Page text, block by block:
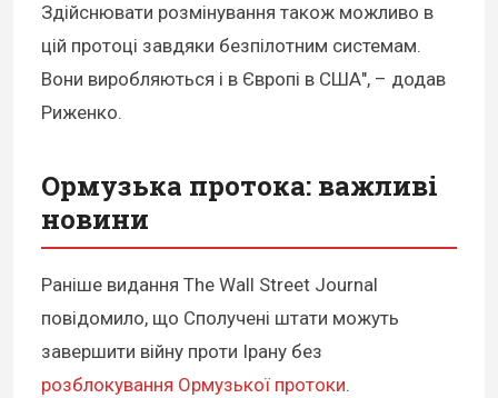
Здійснювати розмінування також можливо в
цій протоці завдяки безпілотним системам.
Вони виробляються і в Європі в США", – додав
Риженко.
Ормузька протока: важливі
новини
Раніше видання The Wall Street Journal
повідомило, що Сполучені штати можуть
завершити війну проти Ірану без
розблокування Ормузької протоки.